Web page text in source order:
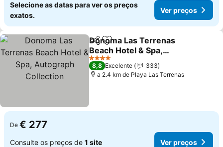
Selecione as datas para ver os preços
exatos.
Ver preços
PartilharAdicionar aos favoritos
Donoma Las Terrenas
Beach Hotel & Spa,
Autograph Collection
Ver preços
4 Estrelas
8,8 Excelente
333
a 2.4 km de Playa Las Terrenas
De € 277
Consulte os preços de 1 site Ver preços